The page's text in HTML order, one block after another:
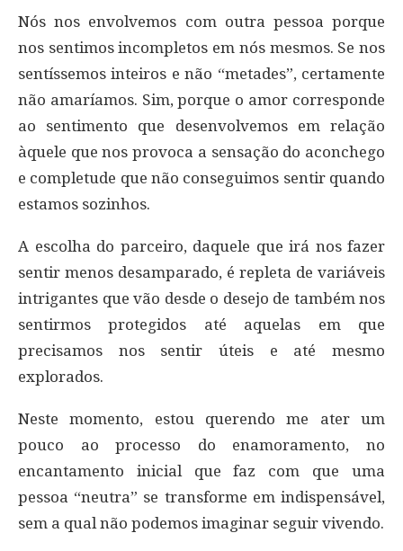
Nós nos envolvemos com outra pessoa porque
nos sentimos incompletos em nós mesmos. Se nos
sentíssemos inteiros e não “metades”, certamente
não amaríamos. Sim, porque o amor corresponde
ao sentimento que desenvolvemos em relação
àquele que nos provoca a sensação do aconchego
e completude que não conseguimos sentir quando
estamos sozinhos.
A escolha do parceiro, daquele que irá nos fazer
sentir menos desamparado, é repleta de variáveis
intrigantes que vão desde o desejo de também nos
sentirmos protegidos até aquelas em que
precisamos nos sentir úteis e até mesmo
explorados.
Neste momento, estou querendo me ater um
pouco ao processo do enamoramento, no
encantamento inicial que faz com que uma
pessoa “neutra” se transforme em indispensável,
sem a qual não podemos imaginar seguir vivendo.